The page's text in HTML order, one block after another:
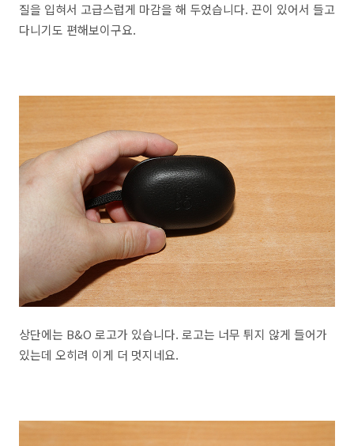
질을 입혀서 고급스럽게 마감을 해 두었습니다. 끈이 있어서 들고
다니기도 편해보이구요.
상단에는 B&O 로고가 있습니다. 로고는 너무 튀지 않게 들어가
있는데 오히려 이게 더 멋지네요.